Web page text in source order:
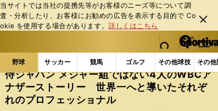
当サイトでは当社の提携先等がお客様のニーズ等について調
査・分析したり、お客様にお勧めの広告を表⽰する⽬的で Co
okie を使⽤する場合があります。詳しくはこちら
閉じ
る
web Sportiva (webスポルティーバ)
検索
マイペ
ー
ジ
メニュ
野球 サッカー 競馬 ゴルフ その他球技 その
b
ス
ポ
ル
テ
野球の記事一覧 プロ野球 侍ジャパン メジャー組
侍ジャパン メジャー組ではない4人のWBCア
ナザーストーリー 世界一へと導いたそれぞ
れのプロフェッショナル